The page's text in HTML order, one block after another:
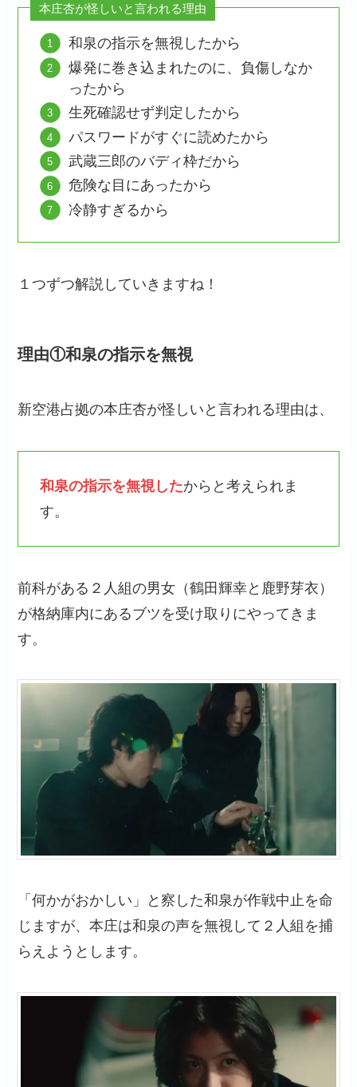
本庄杏が怪しいと言われる理由
和泉の指示を無視したから
爆発に巻き込まれたのに、負傷しなか
ったから
生死確認せず判定したから
パスワードがすぐに読めたから
武蔵三郎のバディ枠だから
危険な目にあったから
冷静すぎるから
１つずつ解説していきますね！
理由①和泉の指示を無視
新空港占拠の本庄杏が怪しいと言われる理由は、
和泉の指示を無視したからと考えられま
す。
前科がある２人組の男女（鶴田輝幸と鹿野芽衣）
が格納庫内にあるブツを受け取りにやってきま
す。
「何かがおかしい」と察した和泉が作戦中止を命
じますが、本庄は和泉の声を無視して２人組を捕
らえようとします。